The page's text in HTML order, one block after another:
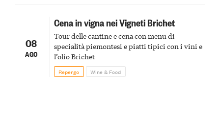
08
AGO
Cena in vigna nei Vigneti Brichet
Tour delle cantine e cena con menu di
specialità piemontesi e piatti tipici con i vini e
l’olio Brichet
Repergo Wine & Food